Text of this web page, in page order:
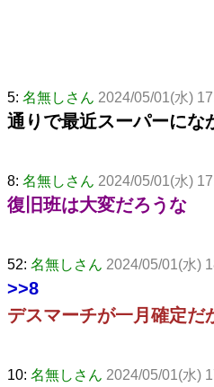
5: 名無しさん 2024/05/01(水)
通りで最近スーパーにな
8: 名無しさん 2024/05/01(水)
復旧班は大変だろうな
52: 名無しさん 2024/05/01(水)
>>8
デスマーチが一月確定だ
10: 名無しさん 2024/05/01(水)